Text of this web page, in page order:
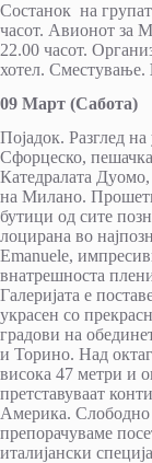
Состанок на
часот. Авионот за
22.00 часот.
хотел. Сместување.
09 Март
Појадок. Разглед
Сфорцеско,
Катедралата
на Милано.
бутици од сите
лоцирана во
Emanuele,
внатрешноста
Галеријата е
украсен со
градови на
и Торино. Над
висока 47 метри и
претставуваат
Америка. Слободно
препорачуваме
италијански